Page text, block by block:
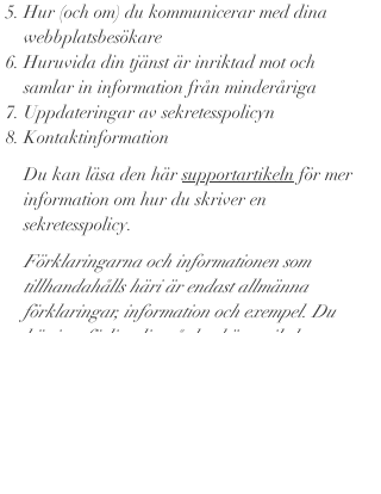
Hur (och om) du kommunicerar med dina
webbplatsbesökare
Huruvida din tjänst är inriktad mot och
samlar in information från minderåriga
Uppdateringar av sekretesspolicyn
Kontaktinformation
Du kan läsa den härsupportartikeln för mer
information om hur du skriver en
sekretesspolicy.
Förklaringarna och informationen som
tillhandahålls häri är endast allmänna
förklaringar, information och exempel. Du
bör inte förlita dig på den här artikeln som